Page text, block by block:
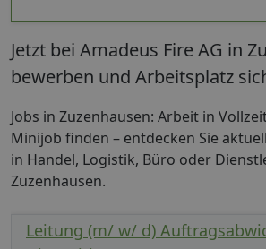
Jetzt bei Amadeus Fire AG in
bewerben und Arbeitsplatz
Jobs in Zuzenhausen: Arbeit in
Minijob finden – entdecken Sie
in Handel, Logistik, Büro oder
Zuzenhausen.
Leitung (m/ w/ d)